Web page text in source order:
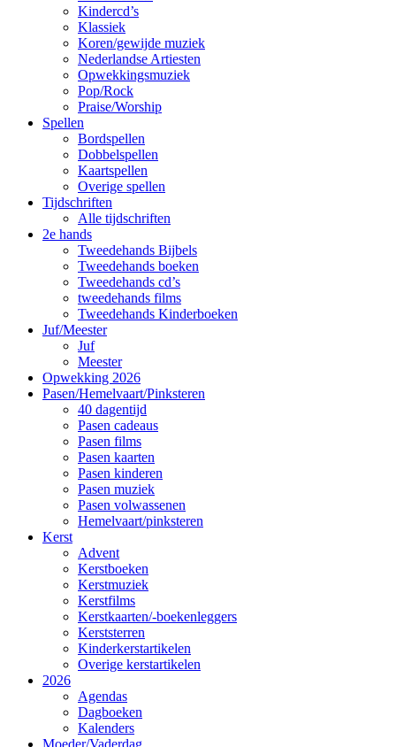
Kindercd’s
Klassiek
Koren/gewijde muziek
Nederlandse Artiesten
Opwekkingsmuziek
Pop/Rock
Praise/Worship
Spellen
Bordspellen
Dobbelspellen
Kaartspellen
Overige spellen
Tijdschriften
Alle tijdschriften
2e hands
Tweedehands Bijbels
Tweedehands boeken
Tweedehands cd’s
tweedehands films
Tweedehands Kinderboeken
Juf/Meester
Juf
Meester
Opwekking 2026
Pasen/Hemelvaart/Pinksteren
40 dagentijd
Pasen cadeaus
Pasen films
Pasen kaarten
Pasen kinderen
Pasen muziek
Pasen volwassenen
Hemelvaart/pinksteren
Kerst
Advent
Kerstboeken
Kerstmuziek
Kerstfilms
Kerstkaarten/-boekenleggers
Kerststerren
Kinderkerstartikelen
Overige kerstartikelen
2026
Agendas
Dagboeken
Kalenders
Moeder/Vaderdag